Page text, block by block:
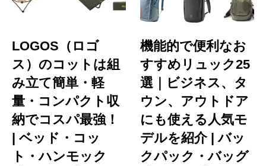
LOGOS（ロゴ
ス）のコットは組
み立て簡単・軽
量・コンパクト収
納でコスパ最強！
| ベッド・コッ
ト・ハンモック
機能的で便利なお
すすめリュック25
選｜ビジネス、タ
ウン、アウトドア
にも使える人気モ
デルを紹介 | バッ
クパック・バッグ